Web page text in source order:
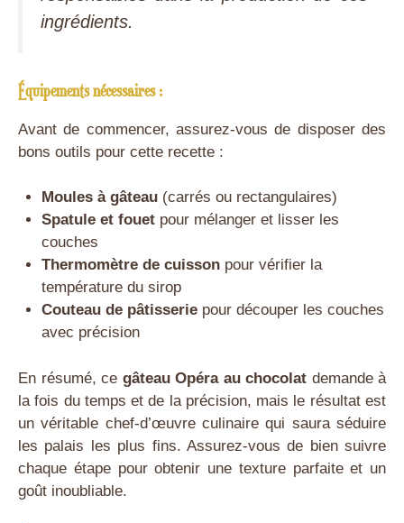
ingrédients.
Équipements nécessaires :
Avant de commencer, assurez-vous de disposer des
bons outils pour cette recette :
Moules à gâteau(carrés ou rectangulaires)
Spatule et fouetpour mélanger et lisser les
couches
Thermomètre de cuissonpour vérifier la
température du sirop
Couteau de pâtisseriepour découper les couches
avec précision
En résumé, ce gâteau Opéra au chocolat demande à
la fois du temps et de la précision, mais le résultat est
un véritable chef-d’œuvre culinaire qui saura séduire
les palais les plus fins. Assurez-vous de bien suivre
chaque étape pour obtenir une texture parfaite et un
goût inoubliable.